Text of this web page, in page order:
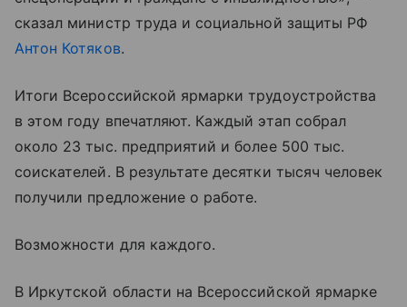
сказал министр труда и социальной защиты РФ
Антон Котяков.
Итоги Всероссийской ярмарки трудоустройства
в этом году впечатляют. Каждый этап собрал
около 23 тыс. предприятий и более 500 тыс.
соискателей. В результате десятки тысяч человек
получили предложение о работе.
Возможности для каждого.
В Иркутской области на Всероссийской ярмарке